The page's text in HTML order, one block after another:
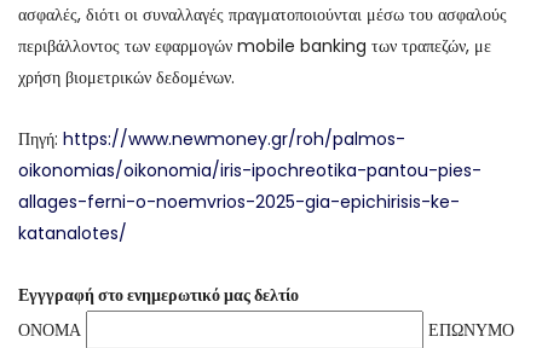
ασφαλές, διότι οι συναλλαγές πραγματοποιούνται μέσω του ασφαλούς
περιβάλλοντος των εφαρμογών mobile banking των τραπεζών, με
χρήση βιομετρικών δεδομένων.
Πηγή: https://www.newmoney.gr/roh/palmos-
oikonomias/oikonomia/iris-ipochreotika-pantou-pies-
allages-ferni-o-noemvrios-2025-gia-epichirisis-ke-
katanalotes/
Εγγγραφή στο ενημερωτικό μας δελτίο
ΟΝΟΜΑ
ΕΠΩΝΥΜΟ